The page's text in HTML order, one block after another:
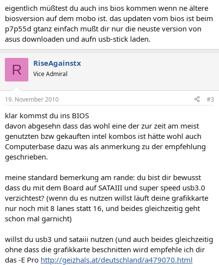
eigentlich müßtest du auch ins bios kommen wenn ne ältere
biosversion auf dem mobo ist. das updaten vom bios ist beim
p7p55d gtanz einfach mußt dir nur die neuste version von
asus downloaden und aufn usb-stick laden.
R RiseAgainstx
Vice Admiral
19. November 2010 #3
klar kommst du ins BIOS
davon abgesehn dass das wohl eine der zur zeit am meist
genutzten bzw gekauften intel kombos ist hätte wohl auch
Computerbase dazu was als anmerkung zu der empfehlung
geschrieben.
meine standard bemerkung am rande: du bist dir bewusst
dass du mit dem Board auf SATAIII und super speed usb3.0
verzichtest? (wenn du es nutzen willst läuft deine grafikkarte
nur noch mit 8 lanes statt 16, und beides gleichzeitig geht
schon mal garnicht)
willst du usb3 und sataiii nutzen (und auch beides gleichzeitig
ohne dass die grafikkarte beschnitten wird empfehle ich dir
das -E Pro http://geizhals.at/deutschland/a479070.html